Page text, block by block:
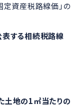
定資産税路線価」の
する相続税路線
土地の1㎡当たりの